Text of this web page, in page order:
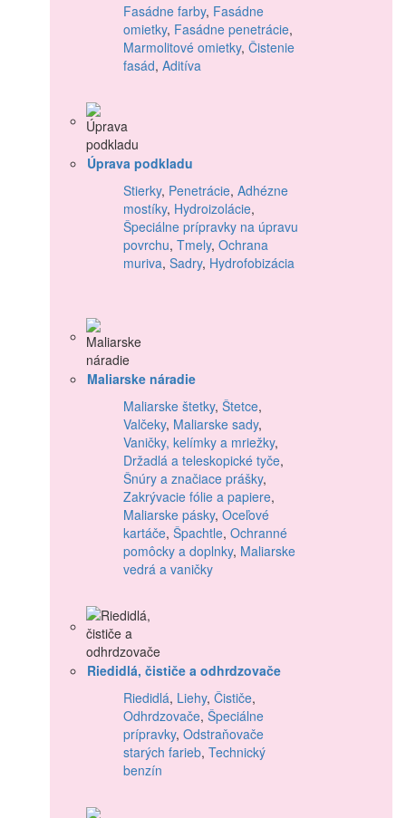
Fasádne farby, Fasádne
omietky, Fasádne penetrácie,
Marmolitové omietky, Čistenie
fasád, Aditíva
Úprava podkladu
Stierky, Penetrácie, Adhézne
mostíky, Hydroizolácie,
Špeciálne prípravky na úpravu
povrchu, Tmely, Ochrana
muriva, Sadry, Hydrofobizácia
Maliarske náradie
Maliarske štetky, Štetce,
Valčeky, Maliarske sady,
Vaničky, kelímky a mriežky,
Držadlá a teleskopické tyče,
Šnúry a značiace prášky,
Zakrývacie fólie a papiere,
Maliarske pásky, Oceľové
kartáče, Špachtle, Ochranné
pomôcky a doplnky, Maliarske
vedrá a vaničky
Riedidlá, čističe a odhrdzovače
Riedidlá, Liehy, Čističe,
Odhrdzovače, Špeciálne
prípravky, Odstraňovače
starých farieb, Technický
benzín